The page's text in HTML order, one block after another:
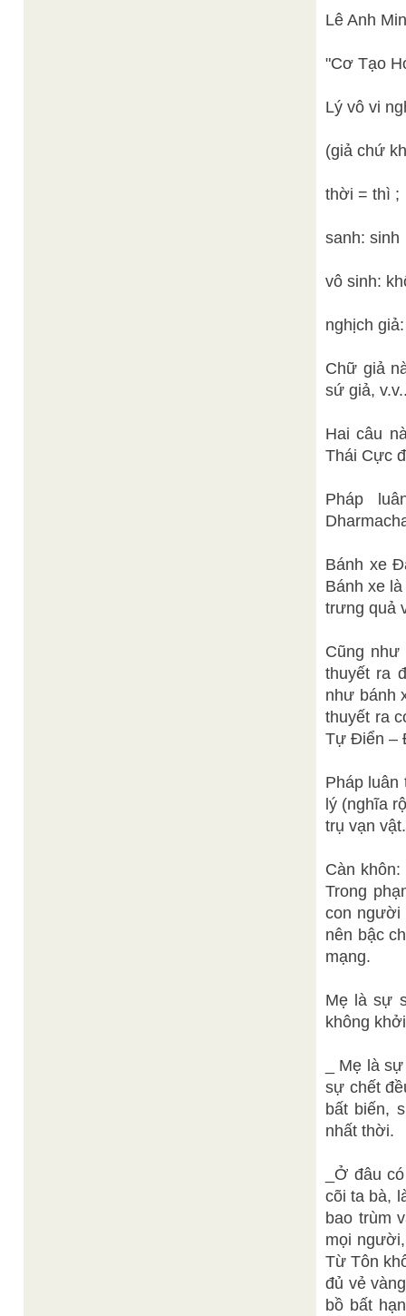
Lê Anh
"Cơ Tạo
Lý vô vi
(giả chứ
thời = thì ;
sanh: sinh
vô sinh:
nghịch
Chữ giả
sứ giả,
Hai câu
Thái Cực
Pháp
Bánh xe
Bánh xe
trưng quả
Cũng như
thuyết ra
như bánh
thuyết ra
Tự Điển –
Pháp luân
lý (nghĩa
trụ vạn vật.
Càn
Trong
con người
nên bậc
mạng.
Mẹ là sự
không
_ Mẹ là
sự chết
bất biến,
nhất thời.
_Ở đâu
cõi ta bà,
bao trùm
mọi
Từ Tôn
đủ vẻ
bồ bất